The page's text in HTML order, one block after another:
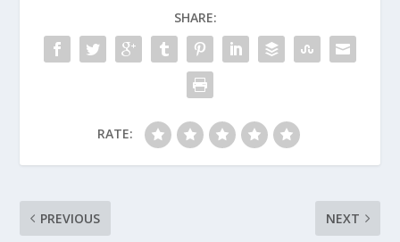
SHARE:
RATE:
PREVIOUS NEXT